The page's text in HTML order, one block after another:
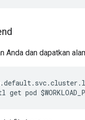
Anda dan dapatkan
get pod